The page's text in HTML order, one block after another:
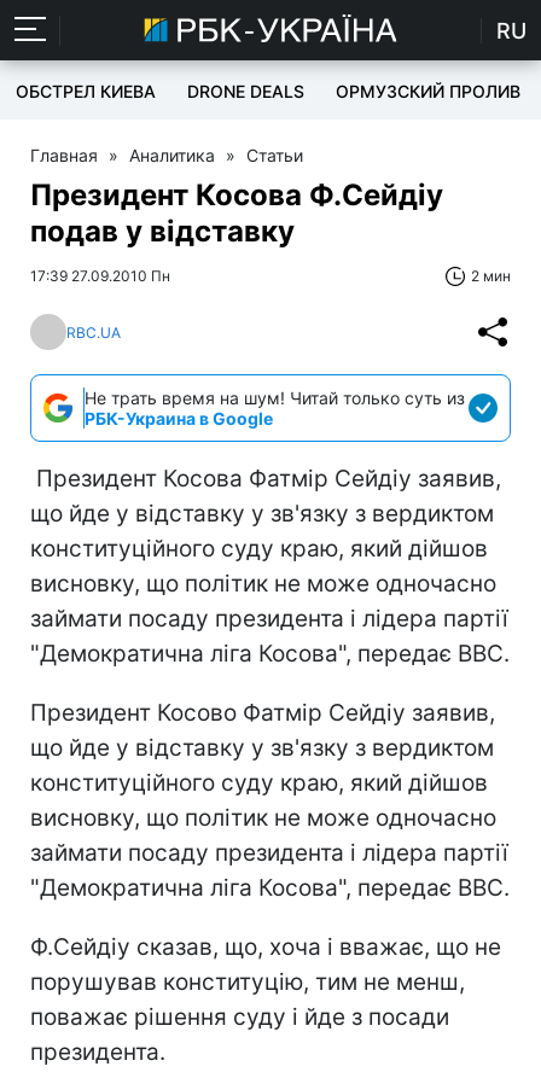
RU
ОБСТРЕЛ КИЕВА DRONE DEALS ОРМУЗСКИЙ ПРОЛИВ
Главная » Аналитика » Статьи
Президент Косова Ф.Сейдіу
подав у відставку
17:39 27.09.2010 Пн 2 мин
RBC.UA
Не трать время на шум! Читай только суть из
РБК-Украина в Google
Президент Косова Фатмір Сейдіу заявив,
що йде у відставку у зв'язку з вердиктом
конституційного суду краю, який дійшов
висновку, що політик не може одночасно
займати посаду президента і лідера партії
"Демократична ліга Косова", передає ВВС.
Президент Косово Фатмір Сейдіу заявив,
що йде у відставку у зв'язку з вердиктом
конституційного суду краю, який дійшов
висновку, що політик не може одночасно
займати посаду президента і лідера партії
"Демократична ліга Косова", передає ВВС.
Ф.Сейдіу сказав, що, хоча і вважає, що не
порушував конституцію, тим не менш,
поважає рішення суду і йде з посади
президента.